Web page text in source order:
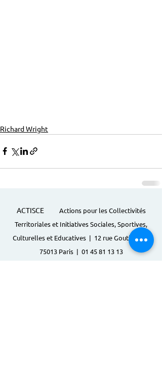
Richard Wright
ACTISCE
Actions pour les Collectivités
Territoriales et Initiatives Sociales, Sportives,
Culturelles et Educatives | 12 rue Gouthière |
75013 Paris | 01 45 81 13 13